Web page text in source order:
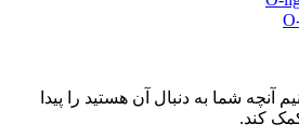
آنچه شما به دنبال آن هستید را پیدا
کند.